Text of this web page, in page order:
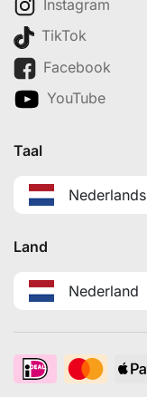
Instagram
TikTok
Facebook
YouTube
Taal
Nederlands
Land
Nederland